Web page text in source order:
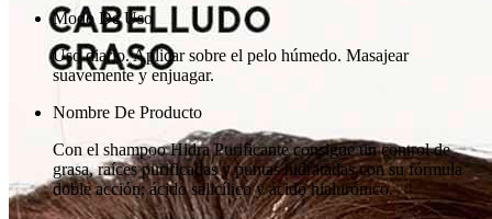
Modo De Uso
Uso diario. Aplicar sobre el pelo húmedo. Masajear
suavemente y enjuagar.
Nombre De Producto
Con el shampoo Hidra Purificante consigue un control de
grasa, raíces purificadas y puntas hidratadas con su fórmula
doble acción: ácido salicílico y ácido hialurónico.